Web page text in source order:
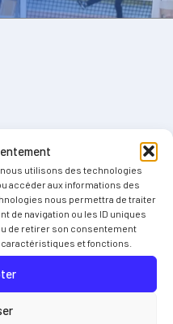
utilisons des technologies
accéder aux informations des
nous permettra de traiter
de navigation ou les ID uniques
de retirer son consentement
et fonctions.